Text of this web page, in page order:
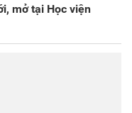
mở tại Học viện